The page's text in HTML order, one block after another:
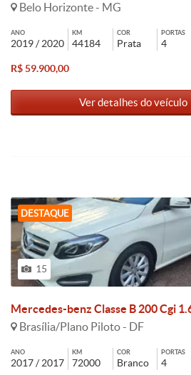
Belo Horizonte - MG
ANO
2019 / 2020
KM
44184
COR
Prata
PORTAS
4
R$ 59.900,00
Ver detalhes do veículo
DESTAQUE
15
Mercedes-benz Classe B 200 Cgi
Brasília/Plano Piloto - DF
ANO
2017 / 2017
KM
72000
COR
Branco
PORTAS
4